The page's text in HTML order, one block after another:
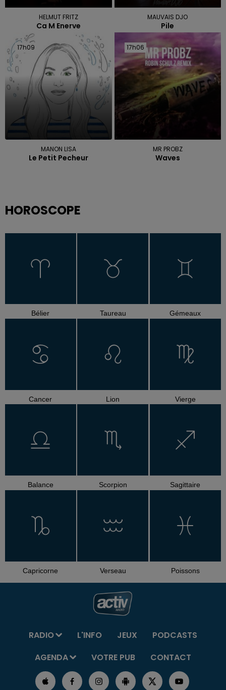
HELMUT FRITZ
Ca M Enerve
MAUVAIS DJO
Pile
17h09
17h09
MANON LISA
Le Petit Pecheur
17h06
17h06
MR PROBZ
Waves
HOROSCOPE
Bélier Taureau Gémeaux
Cancer Lion Vierge
Balance Scorpion Sagittaire
Capricorne Verseau Poissons
RADIO L'INFO JEUX
PODCASTS
AGENDA
VOTRE PUB CONTACT